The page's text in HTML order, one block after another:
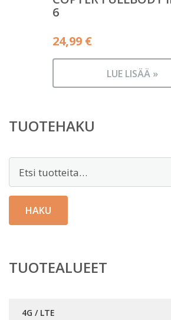
6
24,99 €
LUE LISÄÄ »
TUOTEHAKU
Etsi:
HAKU
TUOTEALUEET
4G / LTE